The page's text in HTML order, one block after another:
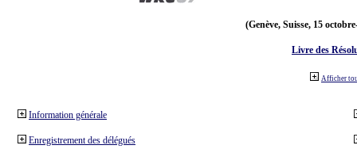
(Genève, Suisse, 15
Livre des
Afficher
Information générale
Enregistrement des délégués